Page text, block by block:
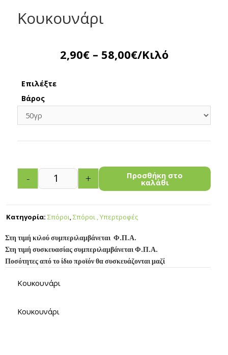
Κουκουνάρι
2,90€ – 58,00€/Κιλό
Επιλέξτε
Βάρος
- + Προσθήκη στο
καλάθι
Κατηγορία: Σπόροι,Σπόροι , Υπερτροφές
Στη τιμή κιλού συμπεριλαμβάνεται Φ.Π.Α.
Στη τιμή συσκευασίας συμπεριλαμβάνεται Φ.Π.Α.
Ποσότητες από το ίδιο προϊόν θα συσκευάζονται μαζί
Κουκουνάρι
Κουκουνάρι